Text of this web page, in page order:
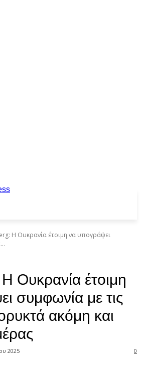
Η Ουκρανία έτοιμη να υπογράψει
Ουκρανία έτοιμη
συμφωνία με τις
ακόμη και
2025 0